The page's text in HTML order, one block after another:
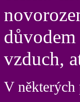
vzduch,
V některých